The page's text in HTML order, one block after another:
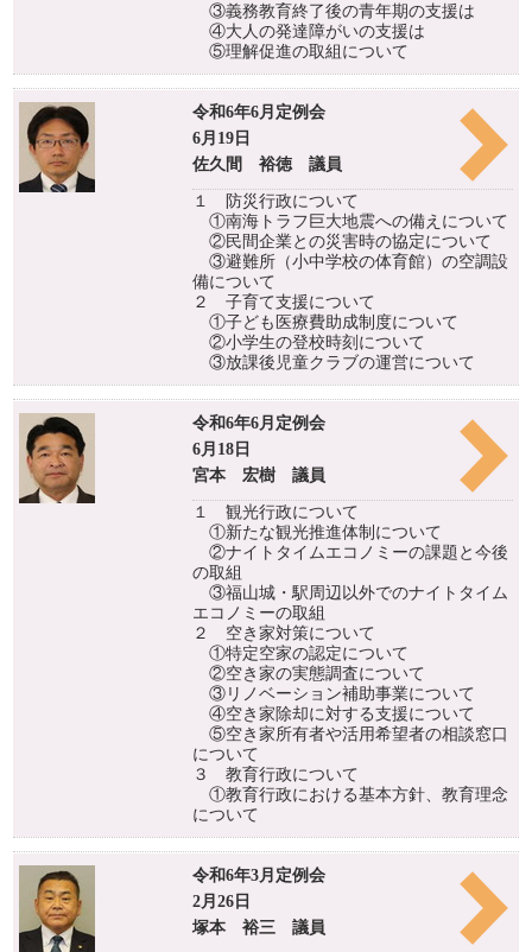
③義務教育終了後の青年期の支援は
④大人の発達障がいの支援は
⑤理解促進の取組について
令和6年6月定例会
6月19日
佐久間 裕徳 議員
１ 防災行政について
①南海トラフ巨大地震への備えについて
②民間企業との災害時の協定について
③避難所（小中学校の体育館）の空調設
備について
２ 子育て支援について
①子ども医療費助成制度について
②小学生の登校時刻について
③放課後児童クラブの運営について
令和6年6月定例会
6月18日
宮本 宏樹 議員
１ 観光行政について
①新たな観光推進体制について
②ナイトタイムエコノミーの課題と今後
の取組
③福山城・駅周辺以外でのナイトタイム
エコノミーの取組
２ 空き家対策について
①特定空家の認定について
②空き家の実態調査について
③リノベーション補助事業について
④空き家除却に対する支援について
⑤空き家所有者や活用希望者の相談窓口
について
３ 教育行政について
①教育行政における基本方針、教育理念
について
令和6年3月定例会
2月26日
塚本 裕三 議員